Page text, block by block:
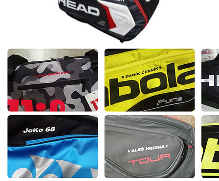
TENISOVÉ MÍČE
TENISOVÉ OBLEČENÍ
TENISOVÉ OMOTÁVKY
TENISOVÉ DOPLŇKY
TOTÁLNÍ VÝPRODEJ %%%